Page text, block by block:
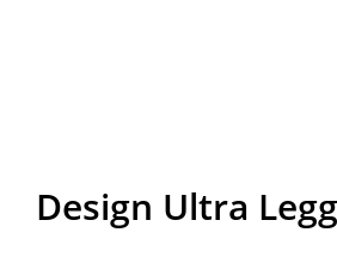
Design Ultra